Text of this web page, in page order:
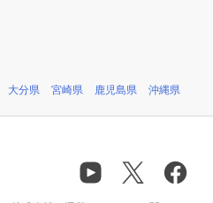
大分県 宮崎県 鹿児島県 沖縄県